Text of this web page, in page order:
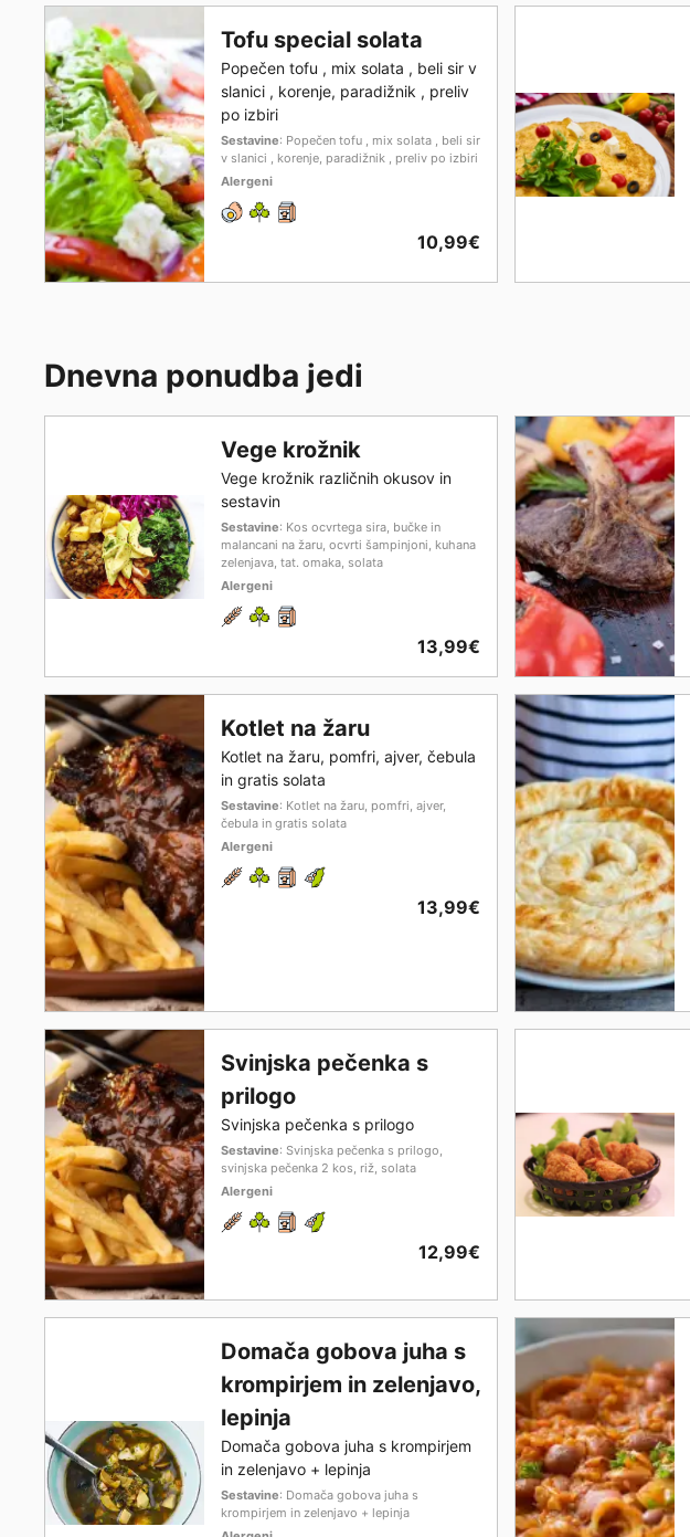
Tofu special solata
Popečen tofu , mix solata , beli sir v
slanici , korenje, paradižnik , preliv
po izbiri
Sestavine: Popečen tofu , mix solata , beli sir
v slanici , korenje, paradižnik , preliv po izbiri
Alergeni
10,99€
Dnevna ponudba jedi
Vege krožnik
Vege krožnik različnih okusov in
sestavin
Sestavine: Kos ocvrtega sira, bučke in
malancani na žaru, ocvrti šampinjoni, kuhana
zelenjava, tat. omaka, solata
Alergeni
13,99€
Kotlet na žaru
Kotlet na žaru, pomfri, ajver, čebula
in gratis solata
Sestavine: Kotlet na žaru, pomfri, ajver,
čebula in gratis solata
Alergeni
13,99€
Svinjska pečenka s
prilogo
Svinjska pečenka s prilogo
Sestavine: Svinjska pečenka s prilogo,
svinjska pečenka 2 kos, riž, solata
Alergeni
12,99€
Domača gobova juha s
krompirjem in zelenjavo,
lepinja
Domača gobova juha s krompirjem
in zelenjavo + lepinja
Sestavine: Domača gobova juha s
krompirjem in zelenjavo + lepinja